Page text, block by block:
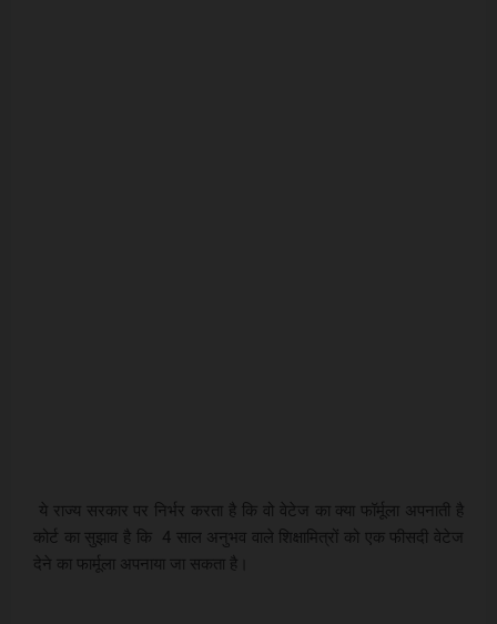
ये राज्य सरकार पर निर्भर करता है कि वो वेटेज का क्या फॉर्मूला अपनाती है
कोर्ट का सुझाव है कि 4 साल अनुभव वाले शिक्षामित्रों को एक फीसदी वेटेज
देने का फार्मूला अपनाया जा सकता है।